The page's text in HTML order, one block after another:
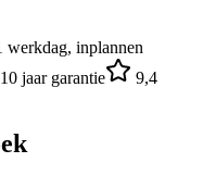
werkdag, inplannen
jaar garantie
9,4